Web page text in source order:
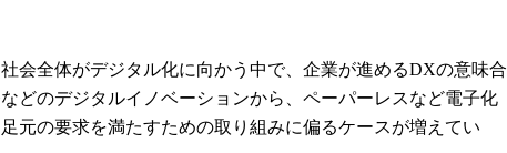
会全体がデジタル化に向かう中で、企業が進めるDXの意味合
どのデジタルイノベーションから、ペーパーレスなど電子化
元の要求を満たすための取り組みに偏るケースが増えてい